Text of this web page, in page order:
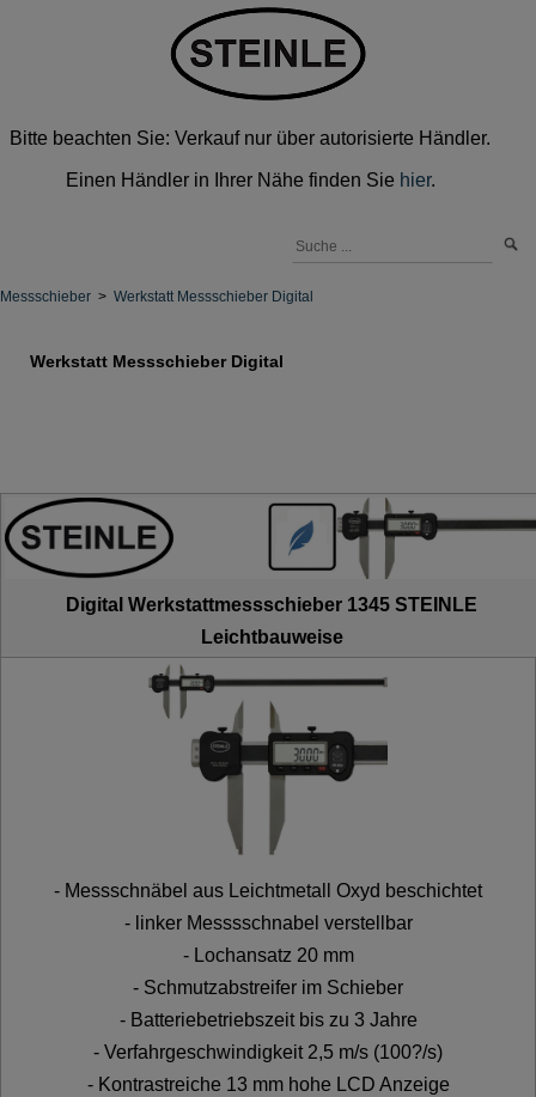
Bitte beachten Sie: Verkauf nur über autorisierte Händler.
Einen Händler in Ihrer Nähe finden Sie hier.
Messschieber > Werkstatt Messschieber Digital
Werkstatt Messschieber Digital
Digital Werkstattmessschieber 1345 STEINLE
Leichtbauweise
- Messschnäbel aus Leichtmetall Oxyd beschichtet
- linker Messsschnabel verstellbar
- Lochansatz 20 mm
- Schmutzabstreifer im Schieber
- Batteriebetriebszeit bis zu 3 Jahre
- Verfahrgeschwindigkeit 2,5 m/s (100?/s)
- Kontrastreiche 13 mm hohe LCD Anzeige